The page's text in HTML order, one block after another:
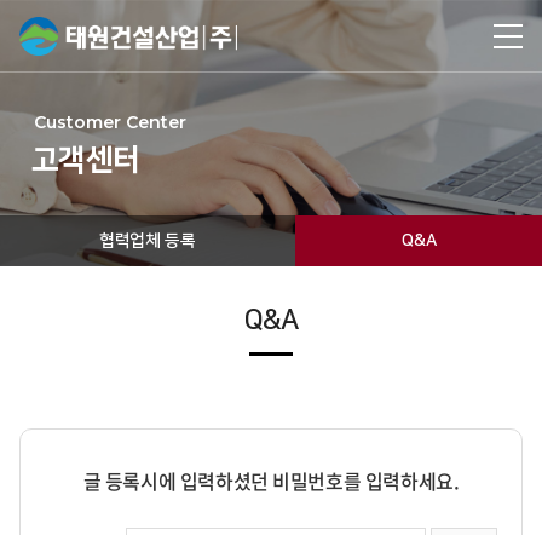
Customer Center
고객센터
협력업체 등록 Q&A
Q&A
글 등록시에 입력하셨던 비밀번호를 입력하세요.